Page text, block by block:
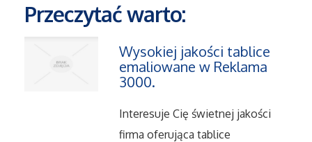
Transport
Części Samochodowe
Usługi Motoryzacyjne
Przeczytać warto:
Wysokiej jakości tablice
emaliowane w Reklama
3000.
Interesuje Cię świetnej jakości
firma oferująca tablice